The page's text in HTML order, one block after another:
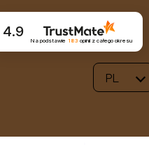
4.9
Na podstawie 183 opinii z całego okresu
PL